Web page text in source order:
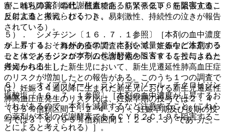
害、哺乳障害、嘔吐、低血糖症、筋緊張低下、筋緊張亢進、
反射亢進、振戦、ぴくつき、易刺激性、持続性の泣きが報告
されている）。
９．５．４． 海外の疫学調査において、妊娠中に本剤のラ
セミ体であるシタロプラムを含む他のＳＳＲＩを投与された
妊婦から出生した新生児において、新生児遷延性肺高血圧症
のリスクが増加したとの報告がある。このうち１つの調査で
は、妊娠３４週以降に生まれた新生児における新生児遷延性
肺高血圧症発生のリスク比は、妊娠早期の投与では２．４
（９５％信頼区間１．２−４．３）、妊娠早期及び後期の投
与では３．６（９５％信頼区間１．２−８．３）であった。
がこれらの薬剤の代謝酵素であるＣＹＰ２Ｄ６を阻害するこ
とによると考えられる）］。
５）． シメチジン〔１６．７．１参照〕［本剤の血中濃度
が上昇するおそれがあるので、本剤を減量するなど注意する
こと（シメチジンが本剤の代謝酵素を阻害することによると
考えられる）］。
６）． オメプラゾール、ランソプラゾール、チクロピジン
塩酸塩〔１６．７．１参照〕［本剤の血中濃度が上昇するお
それがあるので、本剤を減量するなど注意すること（これら
の薬剤が本剤の代謝酵素であるＣＹＰ２Ｃ１９を阻害するこ
とによると考えられる）］。